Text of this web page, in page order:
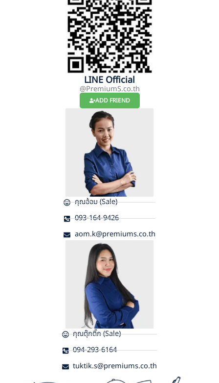
LINE Official
@PremiumS.co.th
ADD FRIEND
คุณอ้อม (Sale)
093-164-9426
aom.k@premiums.co.th
คุณตุ๊กติ๊ก (Sale)
094-293-6164
tuktik.s@premiums.co.th